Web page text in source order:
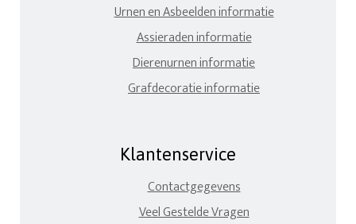
Urnen en Asbeelden informatie
Assieraden informatie
Dierenurnen informatie
Grafdecoratie informatie
Klantenservice
Contactgegevens
Veel Gestelde Vragen